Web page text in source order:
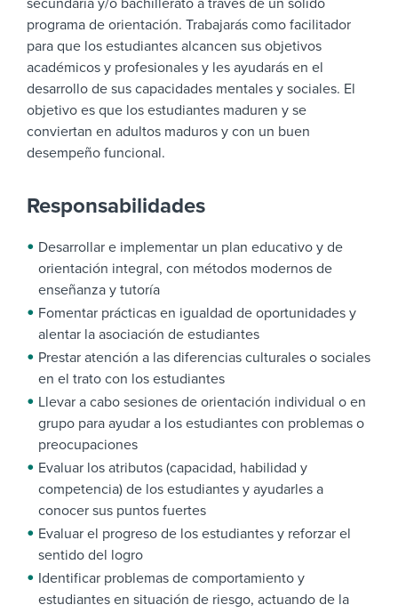
secundaria y/o bachillerato a través de un sólido
programa de orientación. Trabajarás como facilitador
para que los estudiantes alcancen sus objetivos
académicos y profesionales y les ayudarás en el
desarrollo de sus capacidades mentales y sociales. El
objetivo es que los estudiantes maduren y se
conviertan en adultos maduros y con un buen
desempeño funcional.
Responsabilidades
Desarrollar e implementar un plan educativo y de
orientación integral, con métodos modernos de
enseñanza y tutoría
Fomentar prácticas en igualdad de oportunidades y
alentar la asociación de estudiantes
Prestar atención a las diferencias culturales o sociales
en el trato con los estudiantes
Llevar a cabo sesiones de orientación individual o en
grupo para ayudar a los estudiantes con problemas o
preocupaciones
Evaluar los atributos (capacidad, habilidad y
competencia) de los estudiantes y ayudarles a
conocer sus puntos fuertes
Evaluar el progreso de los estudiantes y reforzar el
sentido del logro
Identificar problemas de comportamiento y
estudiantes en situación de riesgo, actuando de la